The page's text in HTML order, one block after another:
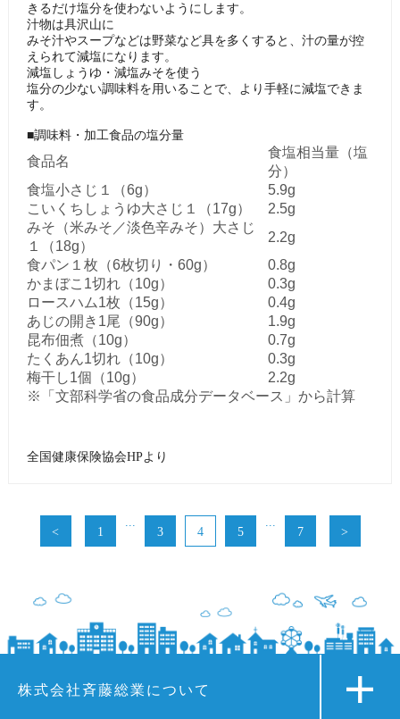
きるだけ塩分を使わないようにします。
汁物は具沢山に
みそ汁やスープなどは野菜など具を多くすると、汁の量が控
えられて減塩になります。
減塩しょうゆ・減塩みそを使う
塩分の少ない調味料を用いることで、より手軽に減塩できま
す。
■調味料・加工食品の塩分量
食品名
食塩相当量（塩
分）
食塩小さじ１（6g）
5.9g
こいくちしょうゆ大さじ１（17g）
2.5g
みそ（米みそ／淡色辛みそ）大さじ
１（18g）
2.2g
食パン１枚（6枚切り・60g）
0.8g
かまぼこ1切れ（10g）
0.3g
ロースハム1枚（15g）
0.4g
あじの開き1尾（90g）
1.9g
昆布佃煮（10g）
0.7g
たくあん1切れ（10g）
0.3g
梅干し1個（10g）
2.2g
※「文部科学省の食品成分データベース」から計算
全国健康保険協会HPより
< 1 3 4 5 7 >
株式会社斉藤総業について